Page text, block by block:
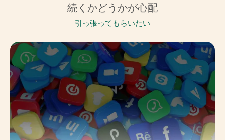
続くかどうかが心配
引っ張ってもらいたい